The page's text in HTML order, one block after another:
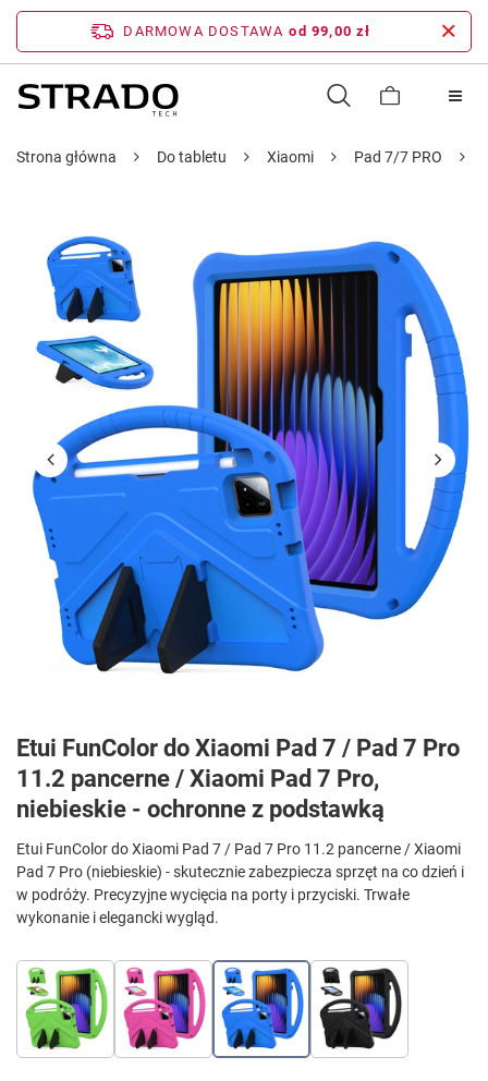
DARMOWA DOSTAWA od 99,00 zł
Strona główna Do tabletu Xiaomi Pad 7/7 PRO
Etui FunColor do Xiaomi Pad 7 / Pad 7 Pro
11.2 pancerne / Xiaomi Pad 7 Pro,
niebieskie - ochronne z podstawką
Etui FunColor do Xiaomi Pad 7 / Pad 7 Pro 11.2 pancerne / Xiaomi
Pad 7 Pro (niebieskie) - skutecznie zabezpiecza sprzęt na co dzień i
w podróży. Precyzyjne wycięcia na porty i przyciski. Trwałe
wykonanie i elegancki wygląd.